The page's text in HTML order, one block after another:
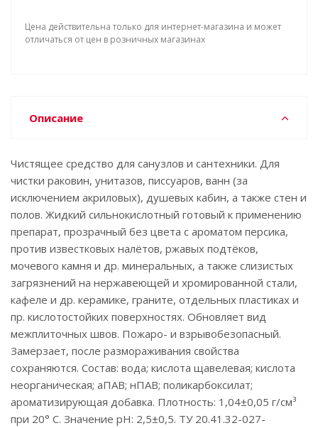
Цена действительна только для интернет-магазина и может
отличаться от цен в розничных магазинах
Описание
Чистящее средство для санузлов и сантехники. Для
чистки раковин, унитазов, писсуаров, ванн (за
исключением акриловых), душевых кабин, а также стен и
полов. Жидкий сильнокислотный готовый к применению
препарат, прозрачный без цвета с ароматом персика,
против известковых налётов, ржавых подтёков,
мочевого камня и др. минеральных, а также слизистых
загрязнений на нержавеющей и хромированной стали,
кафеле и др. керамике, граните, отдельных пластиках и
пр. кислотостойких поверхностях. Обновляет вид
межплиточных швов. Пожаро- и взрывобезопасный.
Замерзает, после размораживания свойства
сохраняются. Состав: вода; кислота щавелевая; кислота
неорганическая; аПАВ; нПАВ; поликарбоксилат;
ароматизирующая добавка. Плотность: 1,04±0,05 г/см³
при 20° С. Значение pH: 2,5±0,5. ТУ 20.41.32-027-